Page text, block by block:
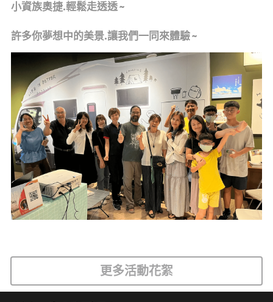
小資族奧捷.輕鬆走透透 ~
許多你夢想中的美景.讓我們一同來體驗 ~
更多活動花絮